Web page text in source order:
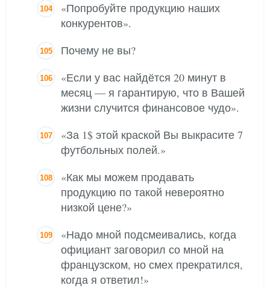
«Попробуйте продукцию наших
конкурентов».
Почему не вы?
«Если у вас найдётся 20 минут в
месяц — я гарантирую, что в Вашей
жизни случится финансовое чудо».
«За 1$ этой краской Вы выкрасите 7
футбольных полей.»
«Как мы можем продавать
продукцию по такой невероятно
низкой цене?»
«Надо мной подсмеивались, когда
официант заговорил со мной на
французском, но смех прекратился,
когда я ответил!»